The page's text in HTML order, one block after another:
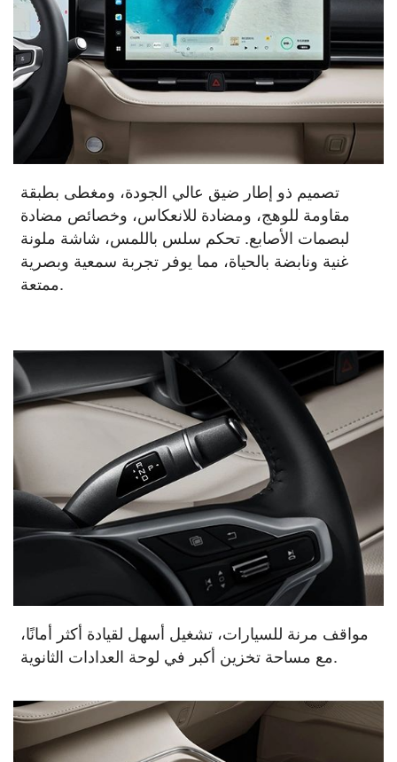
تصميم ذو إطار ضيق عالي الجودة، ومغطى بطبقة
مقاومة للوهج، ومضادة للانعكاس، وخصائص مضادة
لبصمات الأصابع. تحكم سلس باللمس، شاشة ملونة
غنية ونابضة بالحياة، مما يوفر تجربة سمعية وبصرية
ممتعة.
مواقف مرنة للسيارات، تشغيل أسهل لقيادة أكثر أمانًا،
مع مساحة تخزين أكبر في لوحة العدادات الثانوية.